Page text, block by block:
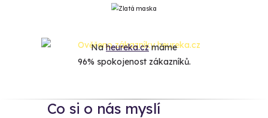
Naheureka.czmáme
96% spokojenost zákazníků.
Co si o nás myslí